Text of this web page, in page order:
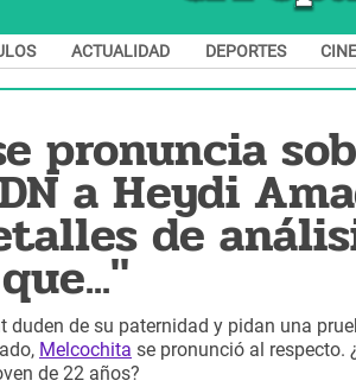
ACTUALIDAD DEPORTES
pronuncia
a Heydi
de
duden de su paternidad y pidan una
Melcochita se pronunció al respecto.
de 22 años?